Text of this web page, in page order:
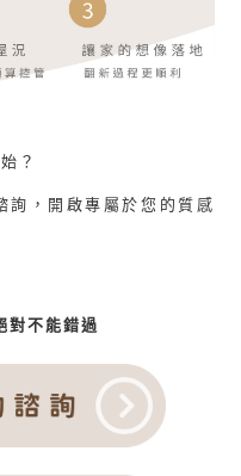
？
詢，開啟專屬於您的質感
對不能錯過